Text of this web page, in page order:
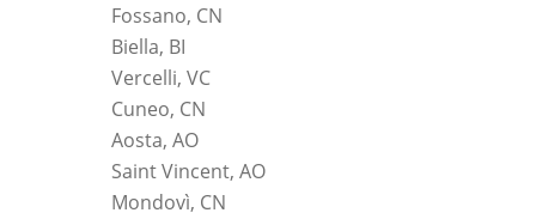
Fossano, CN
Biella, BI
Vercelli, VC
Cuneo, CN
Aosta, AO
Saint Vincent, AO
Mondovì, CN